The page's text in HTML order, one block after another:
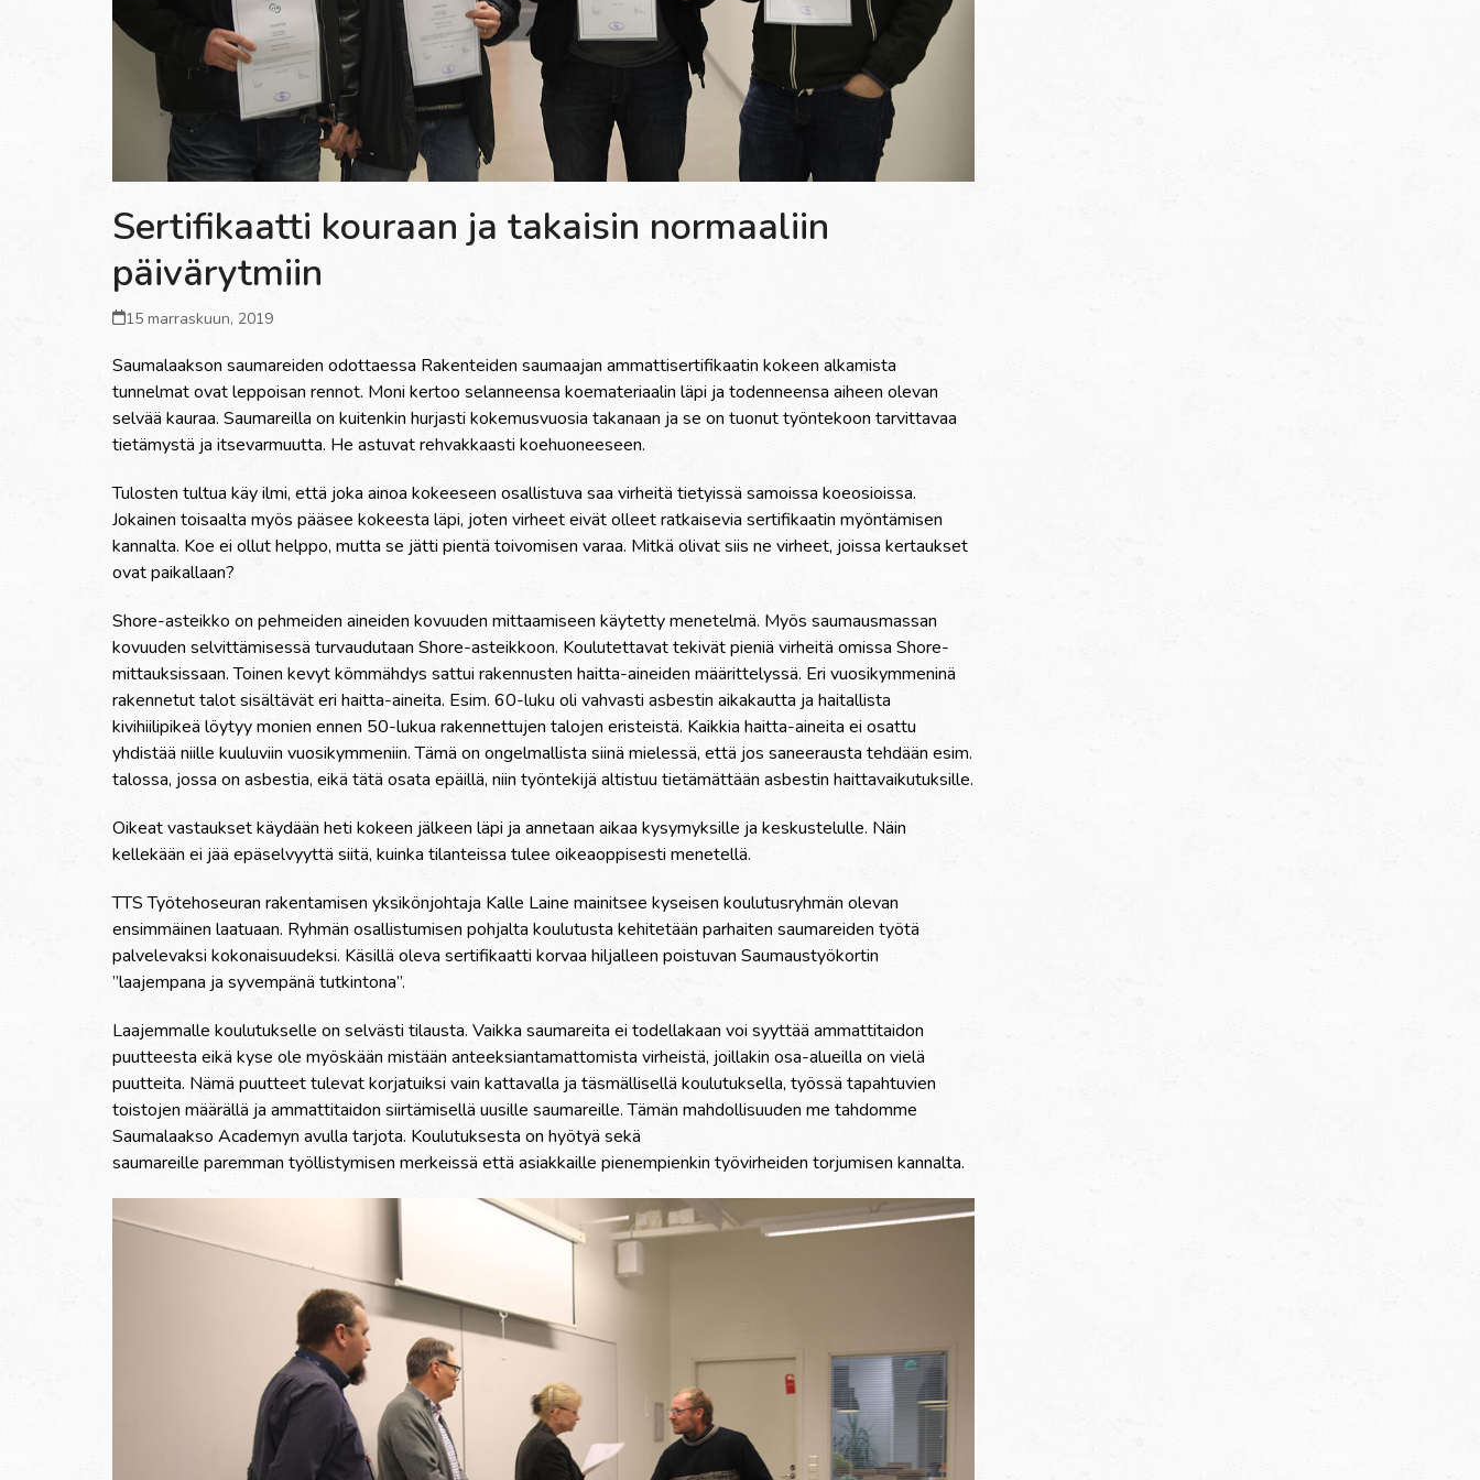
Sertifikaatti kouraan ja takaisin normaaliin
päivärytmiin
15 marraskuun, 2019
Saumalaakson saumareiden odottaessa Rakenteiden saumaajan ammattisertifikaatin kokeen alkamista
tunnelmat ovat leppoisan rennot. Moni kertoo selanneensa koemateriaalin läpi ja todenneensa aiheen olevan
selvää kauraa. Saumareilla on kuitenkin hurjasti kokemusvuosia takanaan ja se on tuonut työntekoon tarvittavaa
tietämystä ja itsevarmuutta. He astuvat rehvakkaasti koehuoneeseen.
Tulosten tultua käy ilmi, että joka ainoa kokeeseen osallistuva saa virheitä tietyissä samoissa koeosioissa.
Jokainen toisaalta myös pääsee kokeesta läpi, joten virheet eivät olleet ratkaisevia sertifikaatin myöntämisen
kannalta. Koe ei ollut helppo, mutta se jätti pientä toivomisen varaa. Mitkä olivat siis ne virheet, joissa kertaukset
ovat paikallaan?
Shore-asteikko on pehmeiden aineiden kovuuden mittaamiseen käytetty menetelmä. Myös saumausmassan
kovuuden selvittämisessä turvaudutaan Shore-asteikkoon. Koulutettavat tekivät pieniä virheitä omissa Shore-
mittauksissaan. Toinen kevyt kömmähdys sattui rakennusten haitta-aineiden määrittelyssä. Eri vuosikymmeninä
rakennetut talot sisältävät eri haitta-aineita. Esim. 60-luku oli vahvasti asbestin aikakautta ja haitallista
kivihiilipikeä löytyy monien ennen 50-lukua rakennettujen talojen eristeistä. Kaikkia haitta-aineita ei osattu
yhdistää niille kuuluviin vuosikymmeniin. Tämä on ongelmallista siinä mielessä, että jos saneerausta tehdään esim.
talossa, jossa on asbestia, eikä tätä osata epäillä, niin työntekijä altistuu tietämättään asbestin haittavaikutuksille.
Oikeat vastaukset käydään heti kokeen jälkeen läpi ja annetaan aikaa kysymyksille ja keskustelulle. Näin
kellekään ei jää epäselvyyttä siitä, kuinka tilanteissa tulee oikeaoppisesti menetellä.
TTS Työtehoseuran rakentamisen yksikönjohtaja Kalle Laine mainitsee kyseisen koulutusryhmän olevan
ensimmäinen laatuaan. Ryhmän osallistumisen pohjalta koulutusta kehitetään parhaiten saumareiden työtä
palvelevaksi kokonaisuudeksi. Käsillä oleva sertifikaatti korvaa hiljalleen poistuvan Saumaustyökortin
”laajempana ja syvempänä tutkintona”.
Laajemmalle koulutukselle on selvästi tilausta. Vaikka saumareita ei todellakaan voi syyttää ammattitaidon
puutteesta eikä kyse ole myöskään mistään anteeksiantamattomista virheistä, joillakin osa-alueilla on vielä
puutteita. Nämä puutteet tulevat korjatuiksi vain kattavalla ja täsmällisellä koulutuksella, työssä tapahtuvien
toistojen määrällä ja ammattitaidon siirtämisellä uusille saumareille. Tämän mahdollisuuden me tahdomme
Saumalaakso Academyn avulla tarjota. Koulutuksesta on hyötyä sekä
saumareille paremman työllistymisen merkeissä että asiakkaille pienempienkin työvirheiden torjumisen kannalta.